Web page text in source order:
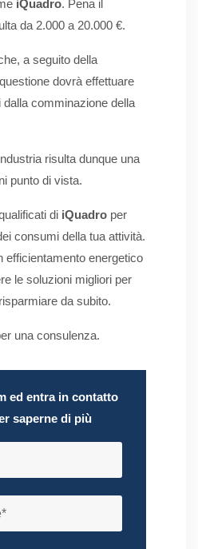
iQuadro. Pena il
da 2.000 a 20.000 €.
a seguito della
dovrà effettuare
comminazione della
risulta dunque una
punto di vista.
di iQuadro per
consumi della tua attività.
efficientamento energetico
le soluzioni migliori per
da subito.
una consulenza.
ed entra in contatto
saperne di più